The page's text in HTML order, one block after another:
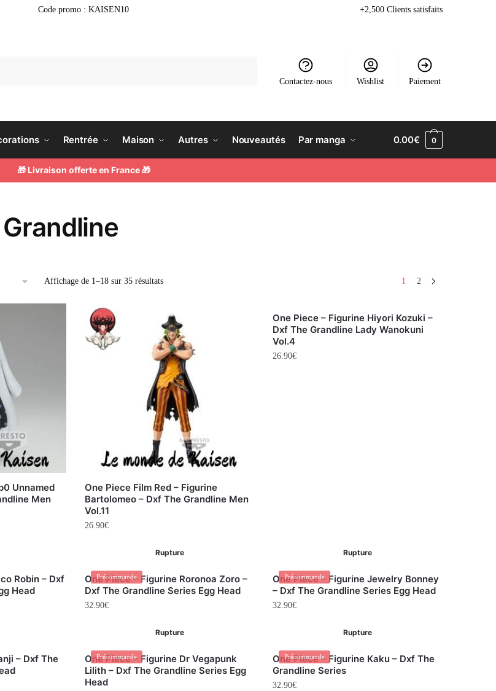
Code promo : KAISEN10 +2,500 Clients satisfaits
Contactez-nous Wishlist Paiement
Rentrée Maison Autres Nouveautés Par manga 0.00€ 0
🎁 Livraison offerte en France 🎁
Affichage de 1–18 sur 35 résultats 1 2
Unnamed
Men
One Piece Film Red – Figurine
Bartolomeo – Dxf The Grandline Men
Vol.11
26.90€
One Piece – Figurine Hiyori Kozuki –
Dxf The Grandline Lady Wanokuni
Vol.4
26.90€
Robin – Dxf
Head
Précommande
Rupture
One Piece – Figurine Roronoa Zoro –
Dxf The Grandline Series Egg Head
32.90€
Précommande
Rupture
One Piece – Figurine Jewelry Bonney
– Dxf The Grandline Series Egg Head
32.90€
– Dxf The
Précommande
Rupture
One Piece – Figurine Dr Vegapunk
Lilith – Dxf The Grandline Series Egg
Head
Précommande
Rupture
One Piece – Figurine Kaku – Dxf The
Grandline Series
32.90€